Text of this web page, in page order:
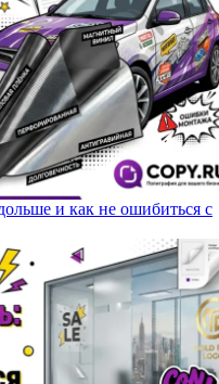
и как не ошибиться с